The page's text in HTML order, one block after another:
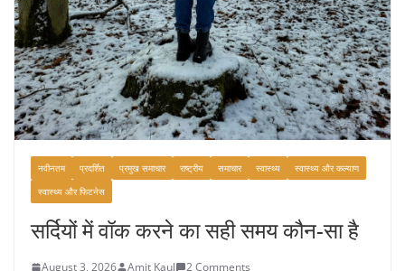
नवीनतम प्रदर्शित प्रमुख समाचार राष्ट्रीय समाचार स्वास्थ्य
स्वास्थ्य और कल्याण
स्वास्थ्य और फिटनेस
सर्दियों में वॉक करने का सही समय कौन-सा है
August 3, 2026 Amit Kaul 2 Comments